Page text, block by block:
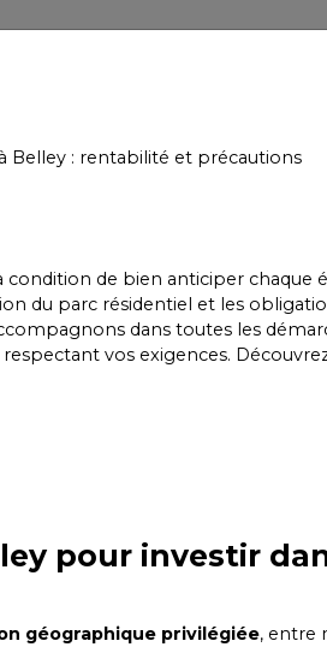
Belley : rentabilité et précautions
de bien anticiper chaque
du parc résidentiel et les
dans toutes les
vos exigences.
pour investir
géographique privilégiée, entre